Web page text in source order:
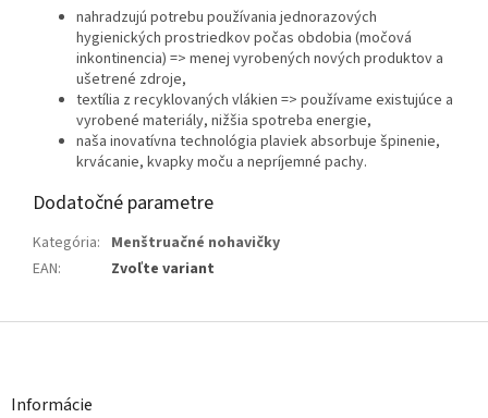
nahradzujú potrebu používania jednorazových
hygienických prostriedkov počas obdobia (močová
inkontinencia) => menej vyrobených nových produktov a
ušetrené zdroje,
textília z recyklovaných vlákien => používame existujúce a
vyrobené materiály, nižšia spotreba energie,
naša inovatívna technológia plaviek absorbuje špinenie,
krvácanie, kvapky moču a nepríjemné pachy.
Dodatočné parametre
Kategória: Menštruačné nohavičky
EAN: Zvoľte variant
Z
Informácie